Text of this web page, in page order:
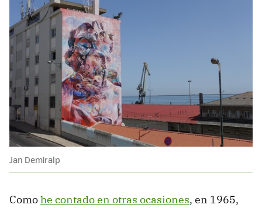
Jan Demiralp
Comohe contado en otras ocasiones, en 1965,